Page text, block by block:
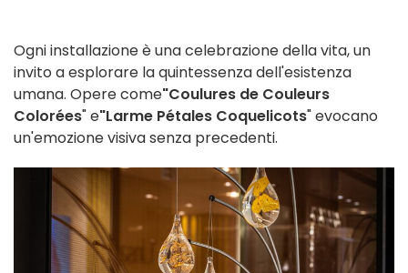
Ogni installazione è una celebrazione della vita, un
invito a esplorare la quintessenza dell'esistenza
umana. Opere come"Coulures de Couleurs
Colorées" e"Larme Pétales Coquelicots" evocano
un'emozione visiva senza precedenti.